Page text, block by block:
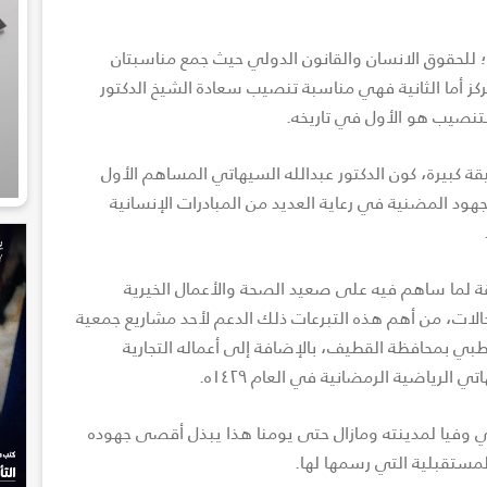
للحقوق الانسان والقانون الدولي حيث جمع مناسبتان
أما الثانية فهي مناسبة تنصيب سعادة الشيخ الدكتور
هو الأول في تاريخه.
كون الدكتور عبدالله السيهاتي المساهم الأول
المضنية في رعاية العديد من المبادرات الإنسانية
لما ساهم فيه على صعيد الصحة والأعمال الخيرية
من أهم هذه التبرعات ذلك الدعم لأحد مشاريع جمعية
بمحافظة القطيف، بالإضافة إلى أعماله التجارية
الرمضانية في العام ١٤٢٩ه.
وفيا لمدينته ومازال حتى يومنا هذا يبذل أقصى جهوده
التي رسمها لها.